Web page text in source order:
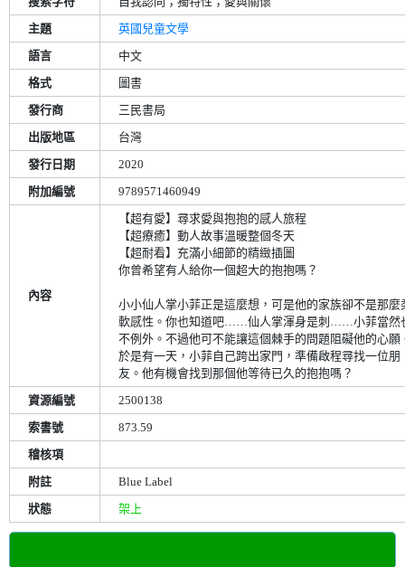
主題
英國兒童文學
語言
中文
格式
圖書
發行商
三民書局
出版地區
台灣
發行日期
2020
附加編號
9789571460949
內容
【超有愛】尋求愛與抱抱的感人旅程
【超療癒】動人故事溫暖整個冬天
【超耐看】充滿小細節的精緻插圖
你曾希望有人給你一個超大的抱抱嗎？
小小仙人掌小菲正是這麼想，可是他的家族卻不是那麼
軟感性。你也知道吧……仙人掌渾身是刺……小菲當然
不例外。不過他可不能讓這個棘手的問題阻礙他的心願
於是有一天，小菲自己跨出家門，準備啟程尋找一位朋
友。他有機會找到那個他等待已久的抱抱嗎？
資源編號
2500138
索書號
873.59
稽核項
附註
Blue Label
狀態
架上